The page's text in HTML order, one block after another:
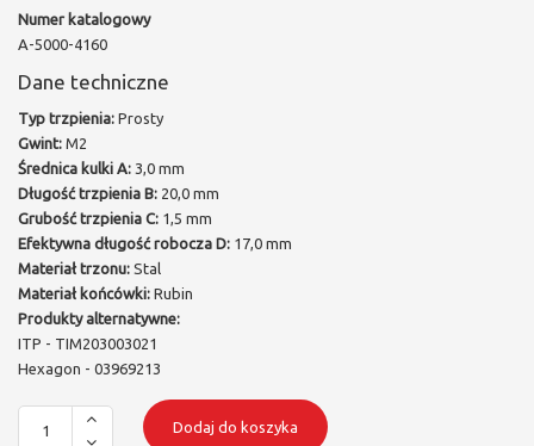
Numer katalogowy
A-5000-4160
Dane techniczne
Typ trzpienia: Prosty
Gwint: M2
Średnica kulki A: 3,0 mm
Długość trzpienia B: 20,0 mm
Grubość trzpienia C: 1,5 mm
Efektywna długość robocza D: 17,0 mm
Materiał trzonu: Stal
Materiał końcówki: Rubin
Produkty alternatywne:
ITP - TIM203003021
Hexagon - 03969213
Dodaj do koszyka